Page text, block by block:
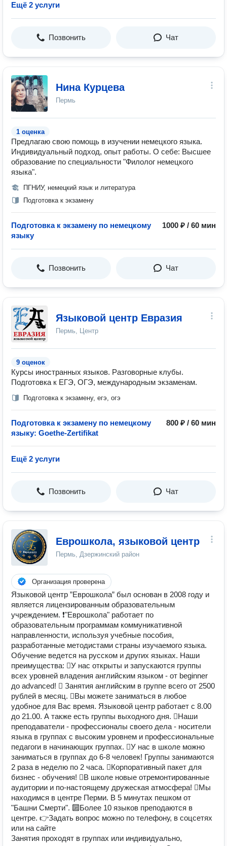
Ещё 2 услуги
Позвонить Чат
Нина Курцева
Пермь
1 оценка
Предлагаю свою помощь в изучении немецкого языка.
Индивидуальный подход, опыт работы. О себе: Высшее
образование по специальности "Филолог немецкого
языка".
ПГНИУ, немецкий язык и литература
Подготовка к экзамену
Подготовка к экзамену по немецкому
языку
1000 ₽ / 60 мин
Позвонить Чат
Языковой центр Евразия
Пермь, Центр
9 оценок
Курсы иностранных языков. Разговорные клубы.
Подготовка к ЕГЭ, ОГЭ, международным экзаменам.
Подготовка к экзамену, егэ, огэ
Подготовка к экзамену по немецкому
языку: Goethe-Zertifikat
800 ₽ / 60 мин
Ещё 2 услуги
Позвонить Чат
Еврошкола, языковой центр
Пермь, Дзержинский район
Организация проверена
Языковой центр ”Еврошкола” был основан в 2008 году и
является лицензированным образовательным
учреждением. ❗"Еврошкола" работает по
образовательным программам коммуникативной
направленности, используя учебные пособия,
разработанные методистами страны изучаемого языка.
Обучение ведется на русском и других языках. Наши
преимущества: ⃣У нас открыты и запускаются группы
всех уровней владения английским языком - от beginner
до advanced! ⃣ Занятия английским в группе всего от 2500
рублей в месяц. ⃣Вы можете заниматься в любое
удобное для Вас время. Языковой центр работает с 8.00
до 21.00. А также есть группы выходного дня. ⃣Наши
преподаватели - профессионалы своего дела - носители
языка в группах с высоким уровнем и профессиональные
педагоги в начинающих группах. ⃣У нас в школе можно
заниматься в группах до 6-8 человек! Группы занимаются
2 раза в неделю по 2 часа. ⃣Корпоративный пакет для
бизнес - обучения! ⃣В школе новые отремонтированные
аудитории и по-настоящему дружеская атмосфера! ⃣Мы
находимся в центре Перми. В 5 минутах пешком от
"Башни Смерти". 🔟Более 10 языков преподаются в
центре. 👉Задать вопрос можно по телефону, в соцсетях
или на сайте
Занятия проходят в группах или индивидуально,